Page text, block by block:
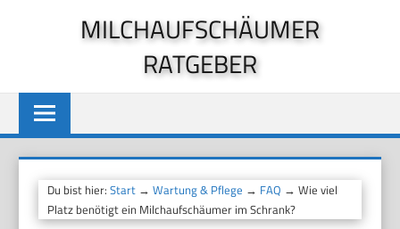
MILCHAUFSCHÄUMER
RATGEBER
Du bist hier:Start →Wartung & Pflege → FAQ → Wie viel
Platz benötigt ein Milchaufschäumer im Schrank?